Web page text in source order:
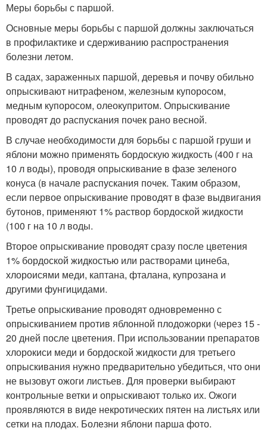
Меры борьбы с паршой.
Основные меры борьбы с паршой должны заключаться
в профилактике и сдерживанию распространения
болезни летом.
В садах, зараженных паршой, деревья и почву обильно
опрыскивают нитрафеном, железным купоросом,
медным купоросом, олеокупритом. Опрыскивание
проводят до распускания почек рано весной.
В случае необходимости для борьбы с паршой груши и
яблони можно применять бордоскую жидкость (400 г на
10 л воды), проводя опрыскивание в фазе зеленого
конуса (в начале распускания почек. Таким образом,
если первое опрыскивание проводят в фазе выдвигания
бутонов, применяют 1% раствор бордоской жидкости
(100 г на 10 л воды.
Второе опрыскивание проводят сразу после цветения
1% бордоской жидкостью или растворами цинеба,
хлороисями меди, каптана, фталана, купрозана и
другими фунгицидами.
Третье опрыскивание проводят одновременно с
опрыскиванием против яблонной плодожорки (через 15 -
20 дней после цветения. При использовании препаратов
хлорокиси меди и бордоской жидкости для третьего
опрыскивания нужно предварительно убедиться, что они
не вызовут ожоги листьев. Для проверки выбирают
контрольные ветки и опрыскивают только их. Ожоги
проявляются в виде некротических пятен на листьях или
сетки на плодах. Болезни яблони парша фото.